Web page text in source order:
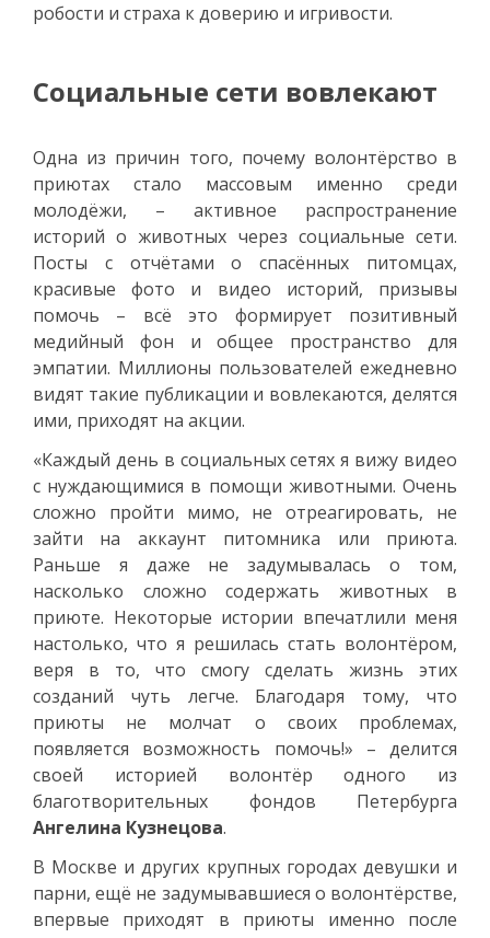
робости и страха к доверию и игривости.
Социальные сети вовлекают
Одна из причин того, почему волонтёрство в
приютах стало массовым именно среди
молодёжи, – активное распространение
историй о животных через социальные сети.
Посты с отчётами о спасённых питомцах,
красивые фото и видео историй, призывы
помочь – всё это формирует позитивный
медийный фон и общее пространство для
эмпатии. Миллионы пользователей ежедневно
видят такие публикации и вовлекаются, делятся
ими, приходят на акции.
«Каждый день в социальных сетях я вижу видео
с нуждающимися в помощи животными. Очень
сложно пройти мимо, не отреагировать, не
зайти на аккаунт питомника или приюта.
Раньше я даже не задумывалась о том,
насколько сложно содержать животных в
приюте. Некоторые истории впечатлили меня
настолько, что я решилась стать волонтёром,
веря в то, что смогу сделать жизнь этих
созданий чуть легче. Благодаря тому, что
приюты не молчат о своих проблемах,
появляется возможность помочь!» – делится
своей историей волонтёр одного из
благотворительных фондов Петербурга
Ангелина Кузнецова.
В Москве и других крупных городах девушки и
парни, ещё не задумывавшиеся о волонтёрстве,
впервые приходят в приюты именно после